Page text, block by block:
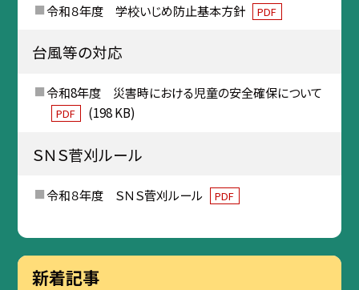
令和８年度 学校いじめ防止基本方針 PDF
台風等の対応
令和8年度 災害時における児童の安全確保について
PDF (198 KB)
ＳＮＳ菅刈ルール
令和８年度 ＳＮＳ菅刈ルール PDF
新着記事